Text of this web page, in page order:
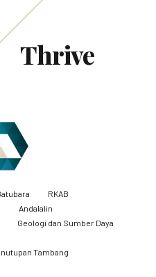
Thrive
RKAB
Andalalin
Geologi dan Sumber Daya
Tambang